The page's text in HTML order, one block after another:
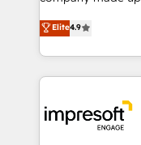
Platform Migration
Year LATAM 2022,
business with
you grow faster,
thinkers. We blend
ideas,
experiences. To
and—most
into bold ideas
Elite4.9